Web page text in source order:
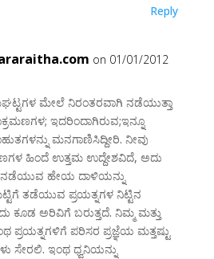
Reply
on 01/01/2012
ಮೇಲೆ ನಿರಂತರವಾಗಿ ನಡೆಯುತ್ತಾ
ಇದರಿಂದಾಗಿರುವ;ಇನ್ನೂ
ಮನಗಾಣಿಸಿದ್ದೀರಿ. ನೀವು
ಹಿಂದೆ ಉತ್ತಮ ಉದ್ದೇಶವಿದೆ, ಅದು
ನಡೆಯುವ ಹೇಯ ದಾಳಿಯನ್ನು
ತಡೆಯುವ ಪ್ರಯತ್ನಗಳ ನಿಟ್ಟಿನ
ಕೂಡ ಅರಿವಿಗೆ ಬರುತ್ತದೆ. ನಿಮ್ಮ ಮತ್ತು
ಪ್ರಯತ್ನಗಳಿಗೆ ಪರಿಸರ ಪ್ರಜ್ಞೆಯ ಮತ್ತಷ್ಟು
ಸೇರಲಿ. ಇಂಥ ಧ್ವನಿಯನ್ನು